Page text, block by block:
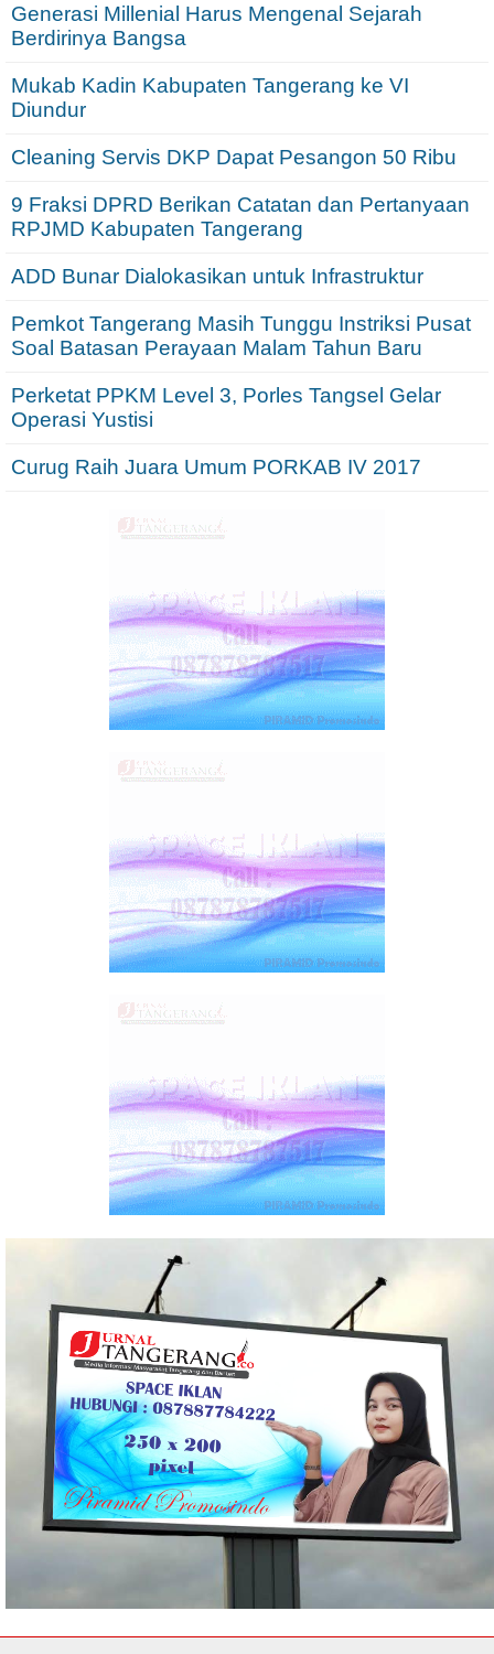
Generasi Millenial Harus Mengenal Sejarah
Berdirinya Bangsa
Mukab Kadin Kabupaten Tangerang ke VI
Diundur
Cleaning Servis DKP Dapat Pesangon 50 Ribu
9 Fraksi DPRD Berikan Catatan dan Pertanyaan
RPJMD Kabupaten Tangerang
ADD Bunar Dialokasikan untuk Infrastruktur
Pemkot Tangerang Masih Tunggu Instriksi Pusat
Soal Batasan Perayaan Malam Tahun Baru
Perketat PPKM Level 3, Porles Tangsel Gelar
Operasi Yustisi
Curug Raih Juara Umum PORKAB IV 2017